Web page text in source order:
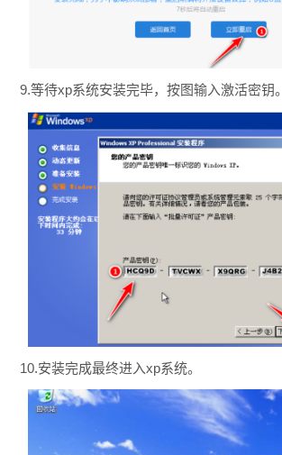
9.等待xp系统安装完毕，按图输入激活密钥。
10.安装完成最终进入xp系统。